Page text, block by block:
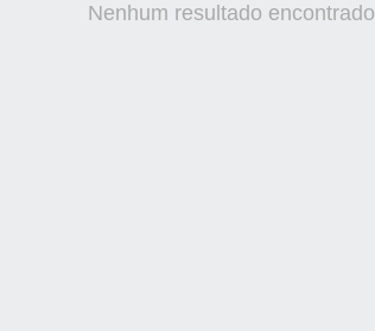
Nenhum resultado encontrado